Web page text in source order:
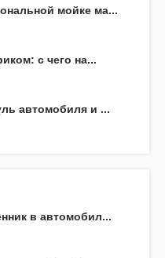
мойке ма...
с чего на...
автомобиля и ...
в автомобил...